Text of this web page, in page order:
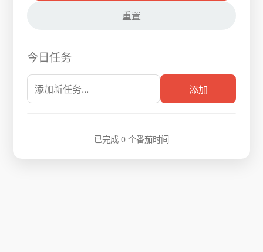
重置
今日任务
添加
已完成0个番茄时间